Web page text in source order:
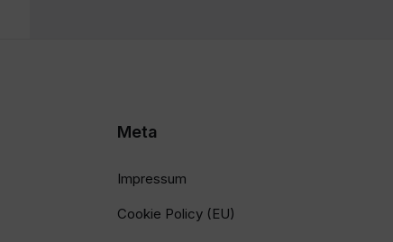
Meta
Impressum
Cookie Policy (EU)